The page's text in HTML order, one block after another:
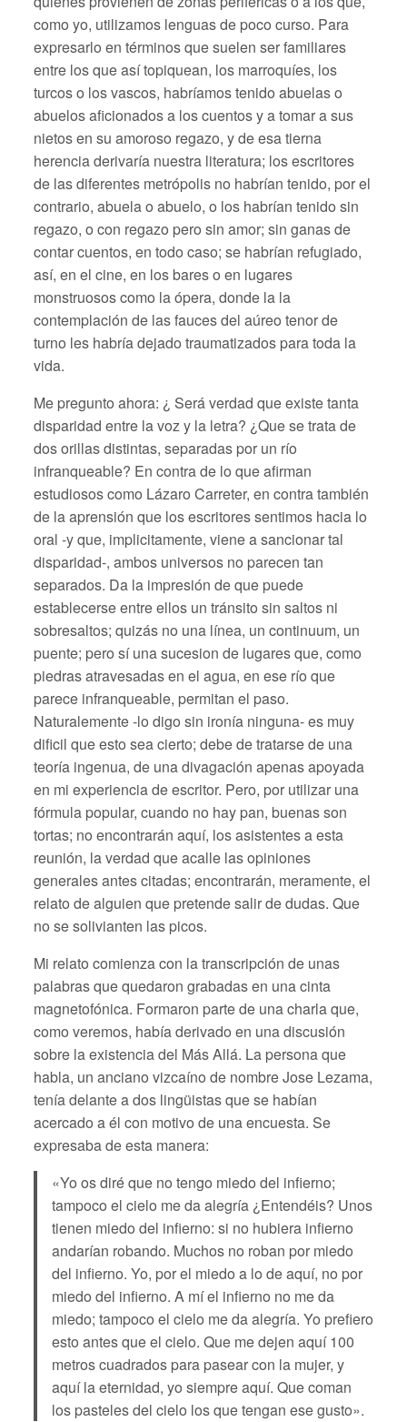
como yo, utilizamos lenguas de poco curso. Para
expresarlo en términos que suelen ser familiares
entre los que así topiquean, los marroquíes, los
turcos o los vascos, habríamos tenido abuelas o
abuelos aficionados a los cuentos y a tomar a sus
nietos en su amoroso regazo, y de esa tierna
herencia derivaría nuestra literatura; los escritores
de las diferentes metrópolis no habrían tenido, por el
contrario, abuela o abuelo, o los habrían tenido sin
regazo, o con regazo pero sin amor; sin ganas de
contar cuentos, en todo caso; se habrían refugiado,
así, en el cine, en los bares o en lugares
monstruosos como la ópera, donde la la
contemplación de las fauces del aúreo tenor de
turno les habría dejado traumatizados para toda la
vida.
Me pregunto ahora: ¿ Será verdad que existe tanta
disparidad entre la voz y la letra? ¿Que se trata de
dos orillas distintas, separadas por un río
infranqueable? En contra de lo que afirman
estudiosos como Lázaro Carreter, en contra también
de la aprensión que los escritores sentimos hacia lo
oral -y que, implicitamente, viene a sancionar tal
disparidad-, ambos universos no parecen tan
separados. Da la impresión de que puede
establecerse entre ellos un tránsito sin saltos ni
sobresaltos; quizás no una línea, un continuum, un
puente; pero sí una sucesion de lugares que, como
piedras atravesadas en el agua, en ese río que
parece infranqueable, permitan el paso.
Naturalemente -lo digo sin ironía ninguna- es muy
dificil que esto sea cierto; debe de tratarse de una
teoría ingenua, de una divagación apenas apoyada
en mi experiencia de escritor. Pero, por utilizar una
fórmula popular, cuando no hay pan, buenas son
tortas; no encontrarán aquí, los asistentes a esta
reunión, la verdad que acalle las opiniones
generales antes citadas; encontrarán, meramente, el
relato de alguien que pretende salir de dudas. Que
no se solivianten las picos.
Mi relato comienza con la transcripción de unas
palabras que quedaron grabadas en una cinta
magnetofónica. Formaron parte de una charla que,
como veremos, había derivado en una discusión
sobre la existencia del Más Allá. La persona que
habla, un anciano vizcaíno de nombre Jose Lezama,
tenía delante a dos lingüistas que se habían
acercado a él con motivo de una encuesta. Se
expresaba de esta manera:
«Yo os diré que no tengo miedo del infierno;
tampoco el cielo me da alegría ¿Entendéis? Unos
tienen miedo del infierno: si no hubiera infierno
andarían robando. Muchos no roban por miedo
del infierno. Yo, por el miedo a lo de aquí, no por
miedo del infierno. A mí el infierno no me da
miedo; tampoco el cielo me da alegría. Yo prefiero
esto antes que el cielo. Que me dejen aquí 100
metros cuadrados para pasear con la mujer, y
aquí la eternidad, yo siempre aquí. Que coman
los pasteles del cielo los que tengan ese gusto».